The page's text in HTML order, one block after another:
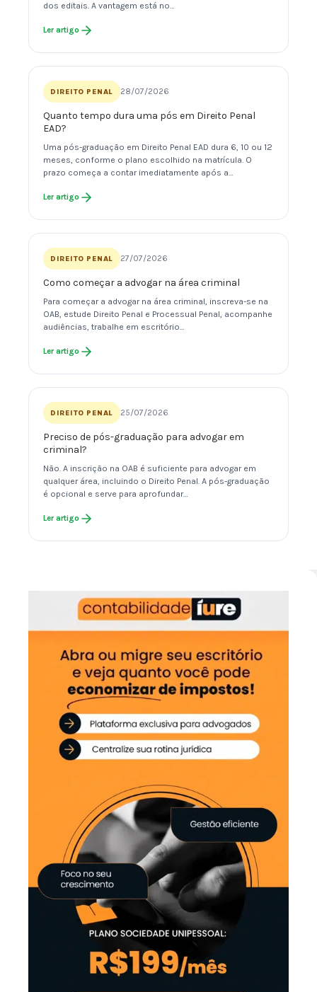
dos editais. A vantagem está no…
Ler artigo
DIREITO PENAL 28/07/2026
Quanto tempo dura uma pós em Direito Penal
EAD?
Uma pós-graduação em Direito Penal EAD dura 6, 10 ou 12
meses, conforme o plano escolhido na matrícula. O
prazo começa a contar imediatamente após a…
Ler artigo
DIREITO PENAL 27/07/2026
Como começar a advogar na área criminal
Para começar a advogar na área criminal, inscreva-se na
OAB, estude Direito Penal e Processual Penal, acompanhe
audiências, trabalhe em escritório…
Ler artigo
DIREITO PENAL 25/07/2026
Preciso de pós-graduação para advogar em
criminal?
Não. A inscrição na OAB é suficiente para advogar em
qualquer área, incluindo o Direito Penal. A pós-graduação
é opcional e serve para aprofundar…
Ler artigo